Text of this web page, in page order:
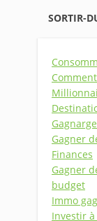
SORTIR-
Gagner
Finances
Gagner
budget
Immo
Investir